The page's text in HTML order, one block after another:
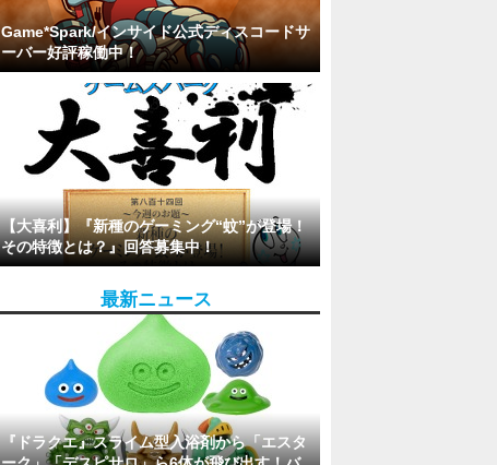
Game*Spark/インサイド公式ディスコードサ
ーバー好評稼働中！
【大喜利】『新種のゲーミング“蚊”が登場！
その特徴とは？』回答募集中！
最新ニュース
『ドラクエ』スライム型入浴剤から「エスタ